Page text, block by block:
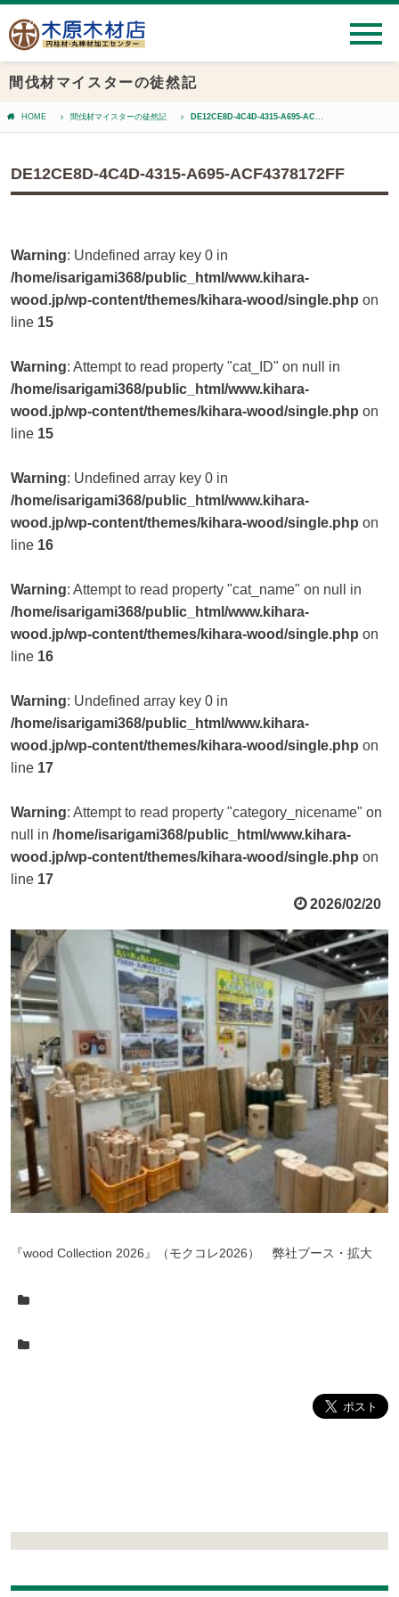
間伐材マイスターの徒然記
HOME 間伐材マイスターの徒然記 DE12CE8D-4C4D-4315-A695-ACF4378172FF
DE12CE8D-4C4D-4315-A695-ACF4378172FF
Warning: Undefined array key 0 in
/home/isarigami368/public_html/www.kihara-
wood.jp/wp-content/themes/kihara-wood/single.php on
line 15
Warning: Attempt to read property "cat_ID" on null in
/home/isarigami368/public_html/www.kihara-
wood.jp/wp-content/themes/kihara-wood/single.php on
line 15
Warning: Undefined array key 0 in
/home/isarigami368/public_html/www.kihara-
wood.jp/wp-content/themes/kihara-wood/single.php on
line 16
Warning: Attempt to read property "cat_name" on null in
/home/isarigami368/public_html/www.kihara-
wood.jp/wp-content/themes/kihara-wood/single.php on
line 16
Warning: Undefined array key 0 in
/home/isarigami368/public_html/www.kihara-
wood.jp/wp-content/themes/kihara-wood/single.php on
line 17
Warning: Attempt to read property "category_nicename" on
null in /home/isarigami368/public_html/www.kihara-
wood.jp/wp-content/themes/kihara-wood/single.php on
line 17
2026/02/20
『wood Collection 2026』（モクコレ2026） 弊社ブース・拡大